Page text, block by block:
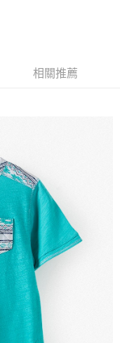
的，商店將以您的個人
進項蒐集、處理及利用，
相關推薦